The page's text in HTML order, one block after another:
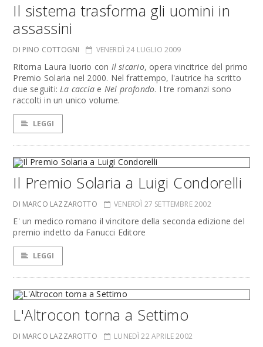
Il sistema trasforma gli uomini in
assassini
DI PINO COTTOGNI VENERDÌ 24 LUGLIO 2009
Ritorna Laura Iuorio con Il sicario, opera vincitrice del primo
Premio Solaria nel 2000. Nel frattempo, l'autrice ha scritto
due seguiti:La caccia e Nel profondo. I tre romanzi sono
raccolti in un unico volume.
LEGGI
Il Premio Solaria a Luigi Condorelli
DI MARCO LAZZAROTTO VENERDÌ 27 SETTEMBRE 2002
E' un medico romano il vincitore della seconda edizione del
premio indetto da Fanucci Editore
LEGGI
L'Altrocon torna a Settimo
DI MARCO LAZZAROTTO LUNEDÌ 22 APRILE 2002